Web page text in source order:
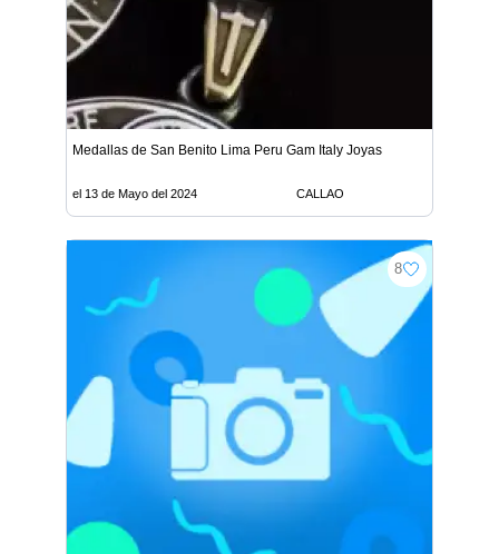
Medallas de San Benito Lima Peru Gam Italy Joyas
el 13 de Mayo del 2024 CALLAO
8